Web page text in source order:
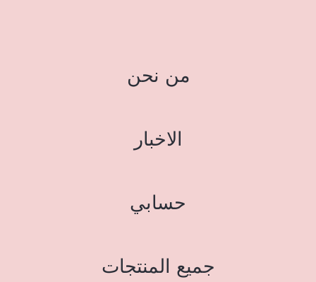
من نحن
الاخبار
حسابي
جميع المنتجات